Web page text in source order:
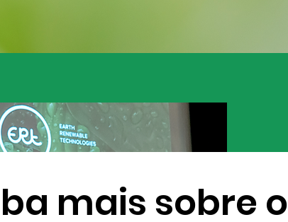
mais sobre o